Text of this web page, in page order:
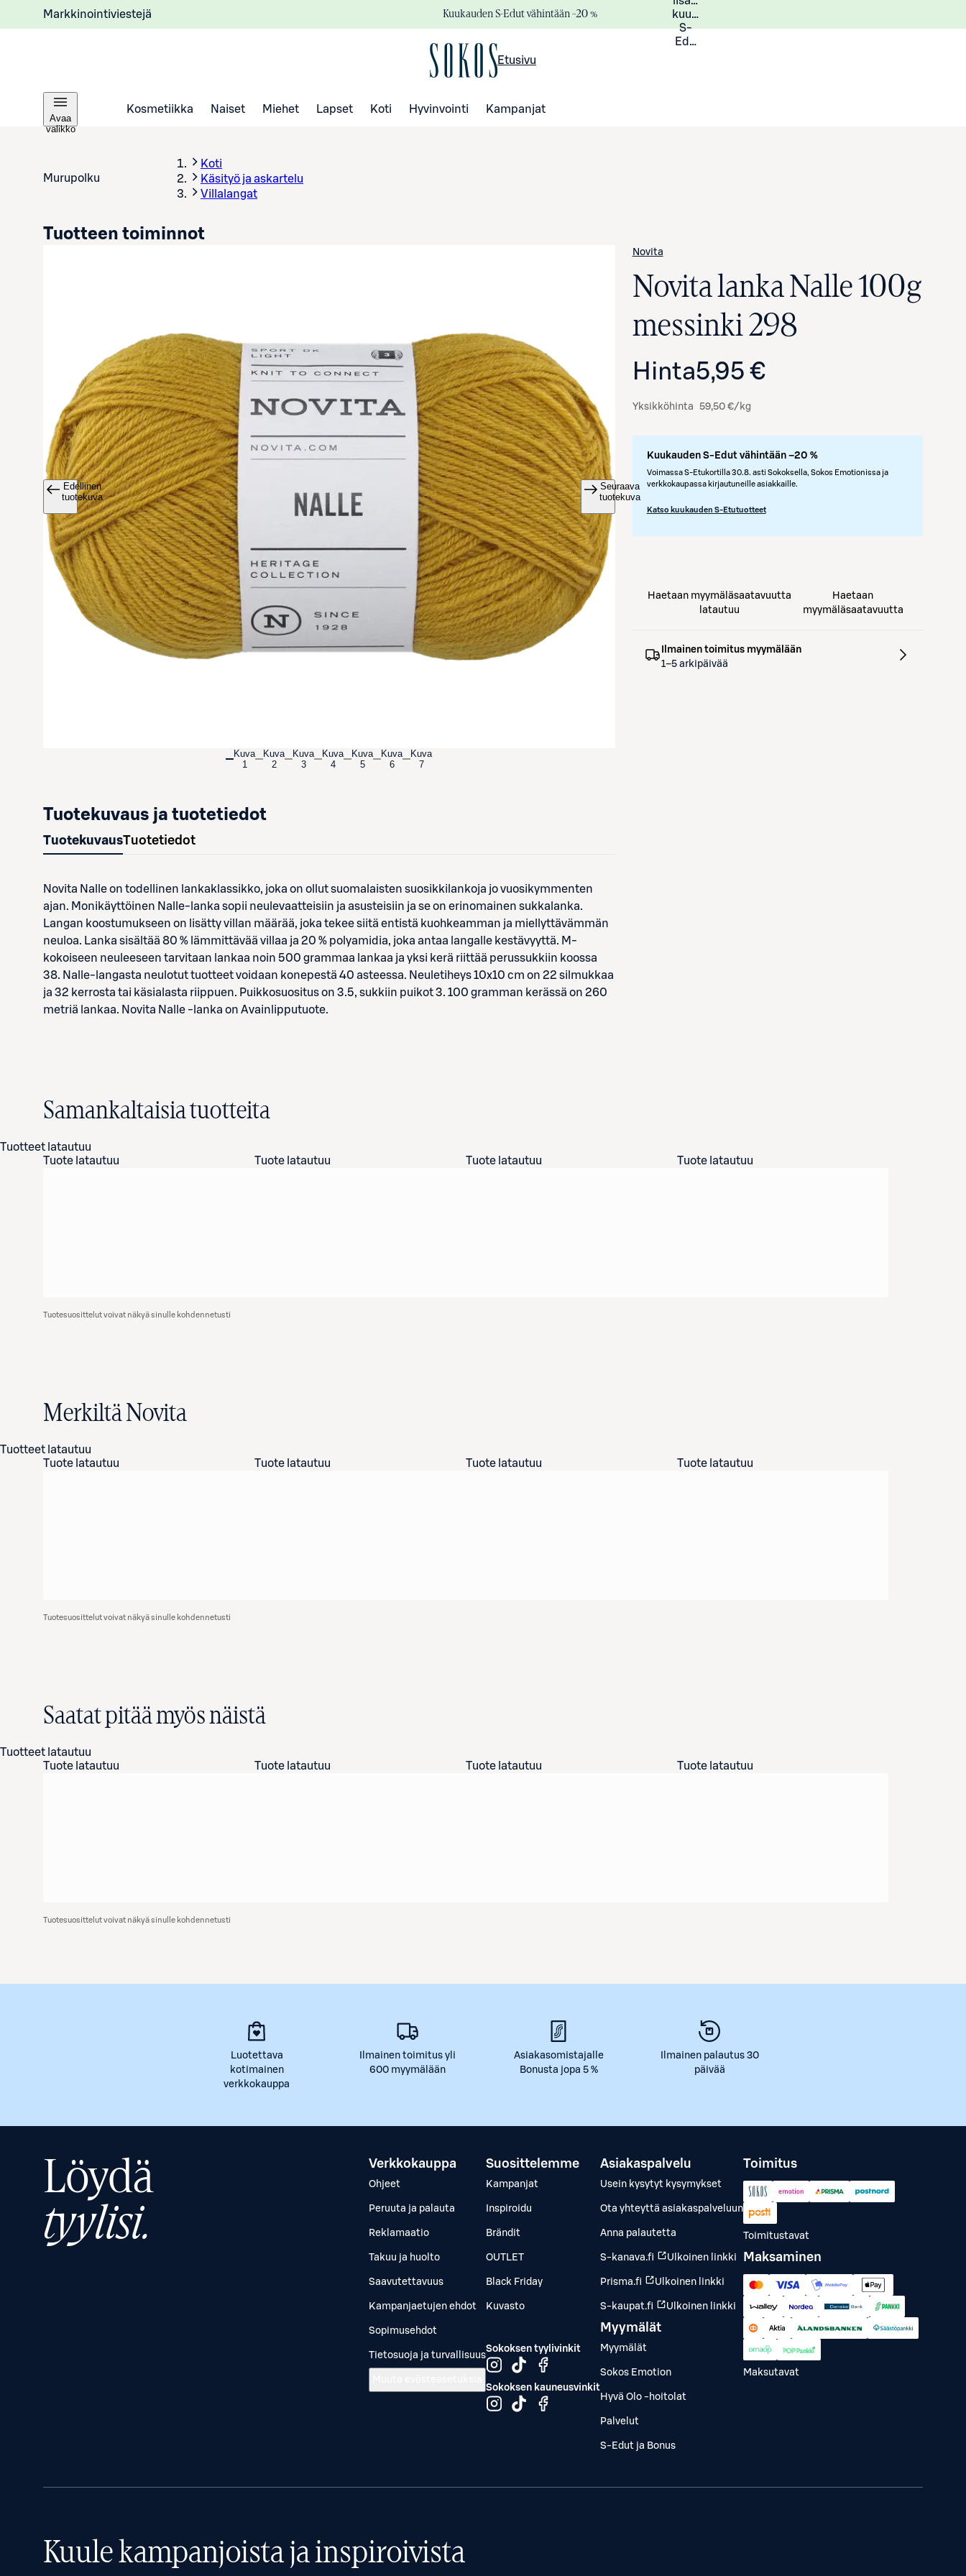
Markkinointiviestejä Kuukauden S-Edut vähintään –20 %
kuukauden
S-
Eduista
Etusivu
Avaa
valikko
Kosmetiikka Naiset Miehet Lapset Koti Hyvinvointi Kampanjat
Murupolku
Koti
Käsityö ja askartelu
Villalangat
Avaa tuotekuva suurennettuna
Edellinen
tuotekuva
Seuraava
tuotekuva
Kuva
1
Kuva
2
Kuva
3
Kuva
4
Kuva
5
Kuva
6
Kuva
7
Novita
Novita lanka Nalle 100g
messinki 298
Hinta5,95 €
Yksikköhinta 59,50 €/kg
Kuukauden S-Edut vähintään –20 %
Voimassa S-Etukortilla 30.8. asti Sokoksella, Sokos Emotionissa ja
verkkokaupassa kirjautuneille asiakkaille.
Katso kuukauden S-Etutuotteet
Tuotteen toiminnot
Haetaan myymäläsaatavuutta
latautuu
Haetaan
myymäläsaatavuutta
Ilmainen toimitus myymälään
1–5 arkipäivää
Tuotekuvaus ja tuotetiedot
TuotekuvausTuotetiedot
Novita Nalle on todellinen lankaklassikko, joka on ollut suomalaisten suosikkilankoja jo vuosikymmenten
ajan. Monikäyttöinen Nalle-lanka sopii neulevaatteisiin ja asusteisiin ja se on erinomainen sukkalanka.
Langan koostumukseen on lisätty villan määrää, joka tekee siitä entistä kuohkeamman ja miellyttävämmän
neuloa. Lanka sisältää 80 % lämmittävää villaa ja 20 % polyamidia, joka antaa langalle kestävyyttä. M-
kokoiseen neuleeseen tarvitaan lankaa noin 500 grammaa lankaa ja yksi kerä riittää perussukkiin koossa
38. Nalle-langasta neulotut tuotteet voidaan konepestä 40 asteessa. Neuletiheys 10x10 cm on 22 silmukkaa
ja 32 kerrosta tai käsialasta riippuen. Puikkosuositus on 3.5, sukkiin puikot 3. 100 gramman kerässä on 260
metriä lankaa. Novita Nalle -lanka on Avainlipputuote.
Samankaltaisia tuotteita
Tuotteet latautuu
Tuote latautuu
Tuote latautuu Tuote latautuu Tuote latautuu
Tuotesuosittelut voivat näkyä sinulle kohdennetusti
Merkiltä Novita
Tuotteet latautuu
Tuote latautuu
Tuote latautuu Tuote latautuu Tuote latautuu
Tuotesuosittelut voivat näkyä sinulle kohdennetusti
Saatat pitää myös näistä
Tuotteet latautuu
Tuote latautuu
Tuote latautuu Tuote latautuu Tuote latautuu
Tuotesuosittelut voivat näkyä sinulle kohdennetusti
Luotettava
kotimainen
verkkokauppa
Ilmainen toimitus yli
600 myymälään
Asiakasomistajalle
Bonusta jopa 5 %
Ilmainen palautus 30
päivää
Löydä
tyylisi.
Verkkokauppa
Ohjeet
Peruuta ja palauta
Reklamaatio
Takuu ja huolto
Saavutettavuus
Kampanjaetujen ehdot
Sopimusehdot
Tietosuoja ja turvallisuus
Suosittelemme
Kampanjat
Inspiroidu
Brändit
OUTLET
Black Friday
Kuvasto
Sokoksen tyylivinkit
Sokoksen kauneusvinkit
Asiakaspalvelu
Usein kysytyt kysymykset
Ota yhteyttä asiakaspalveluun
Anna palautetta
S-kanava.fi Ulkoinen linkki
Prisma.fi Ulkoinen linkki
S-kaupat.fi Ulkoinen linkki
Myymälät
Myymälät
Sokos Emotion
Hyvä Olo -hoitolat
Palvelut
S-Edut ja Bonus
Toimitus
Toimitustavat
Maksaminen
Maksutavat
Kuule kampanjoista ja inspiroivista